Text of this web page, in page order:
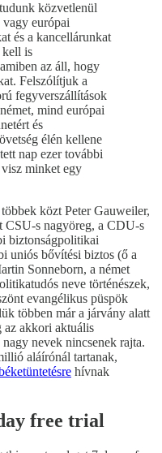
közvetlenül
európai
és a kancellárunkat
kell is
az áll, hogy
Felszólítjuk a
fegyverszállítások
mind európai
és
élén kellene
nap ezer további
minket egy
közt Peter Gauweiler,
CSU-s nagyöreg, a CDU-s
biztonságpolitikai
uniós bővítési biztos (ő a
Sonneborn, a német
neve történészek,
evangélikus püspök
többen már a járvány alatt
az akkori aktuális
nevek nincsenek rajta.
aláírónál tartanak,
hívnak
free trial